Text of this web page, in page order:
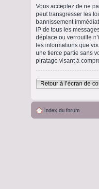
Vous acceptez de ne
peut transgresser les
bannissement
IP de tous les
déplace ou verrouille
les informations que
une tierce partie sans
piratage visant à
Retour à l’écran de
Index du forum